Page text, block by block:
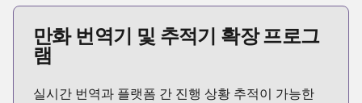
만화 번역기 및 추적기 확장 프로그
램
실시간 번역과 플랫폼 간 진행 상황 추적이 가능한